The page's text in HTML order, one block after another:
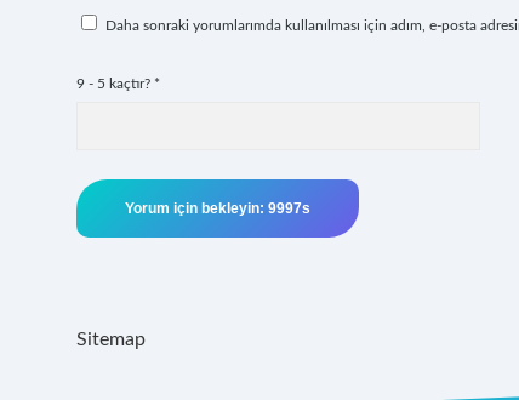
Daha sonraki yorumlarımda kullanılması için adım, e-posta
9 - 5 kaçtır? *
Sitemap